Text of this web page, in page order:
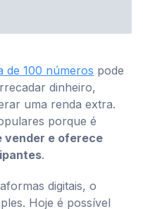
de 100 números pode
dinheiro,
uma renda extra.
porque é
vender e oferece
.
digitais, o
Hoje é possível